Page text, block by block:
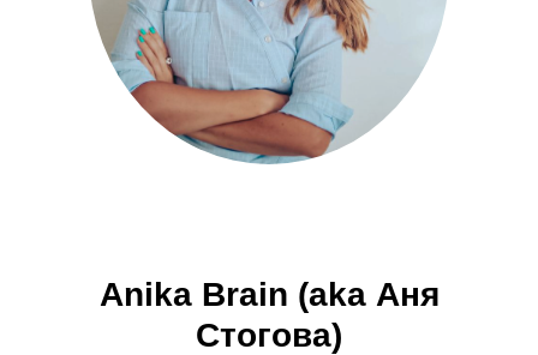
Anika Brain (aka Аня
Стогова)